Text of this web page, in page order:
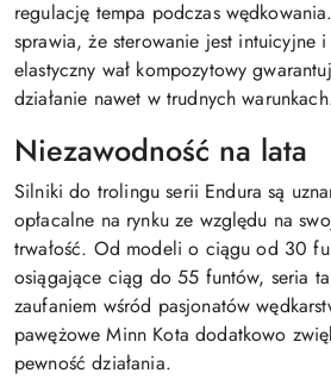
regulację tempa podczas
sprawia, że sterowanie jest intuicyjne
elastyczny wał kompozytowy
działanie nawet w trudnych
Niezawodność na lata
Silniki do trolingu serii Endura są
opłacalne na rynku ze względu na
trwałość. Od modeli o ciągu od 30
osiągające ciąg do 55 funtów, seria
zaufaniem wśród pasjonatów
pawężowe Minn Kota dodatkowo
pewność działania.